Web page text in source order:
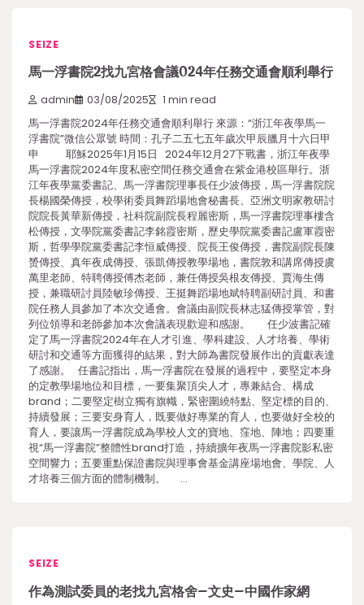
SEIZE
馬一浮書院2找九宮格會議024年任務交通會順利舉行
admin 03/08/2025 1 min read
馬一浮書院2024年任務交通會順利舉行 來源：“浙江年夜學馬一
浮書院”微信公眾號 時間：孔子二五七五年歲次甲辰臘月十六日甲
申 耶穌2025年1月15日 2024年12月27下戰書，浙江年夜學
馬一浮書院2024年度私密空間任務交通會在紫金港校區舉行。浙
江年夜學黨委書記、馬一浮書院理事長任少波傳授，馬一浮書院院
長楊國榮傳授，校學術委員舞蹈場地會秘書長、亞洲文明家教研討
院院長黃華新傳授，社科院副院長程麗密斯，馬一浮書院理事樓含
松傳授，文學院黨委書記李銘霞密斯，歷史學院黨委書記盧軍霞密
斯，哲學學院黨委書記李恒威傳授、院長王俊傳授，書院副院長陳
赟傳授、真年夜成傳授、張凱傳授教學場地，書院敦和講席傳授虞
萬里老師、特聘傳授傅杰老師，兼任傳授吳根友傳授、賈海生傳
授，兼職研討員陸敏珍傳授、王挺舞蹈場地斌特聘副研討員、和書
院任務人員參加了本次交通會。會議由副院長林志猛傳授掌管，對
列位領導和老師參加本次會議表現歡迎和感謝。 任少波書記確
定了馬一浮書院2024年在人才引進、學科建設、人才培養、學術
研討和交通等方面獲得的結果，對大師為書院發展作出的貢獻表達
了感謝。 任書記指出，馬一浮書院在發展的過程中，要堅定本身
的定教學場地位和目標，一要集聚頂尖人才，專兼結合、構成
brand；二要堅定樹立獨有旗幟，緊密圍繞特點、堅定標的目的、
持續發展；三要安身育人，既要做好專業的育人，也要做好全校的
育人，要讓馬一浮書院成為學校人文的寶地、窪地、陣地；四要重
視“馬一浮書院”整體性brand打造，持續擴年夜馬一浮書院影私密
空間響力；五要重點保證書院與理事會基金講座場地會、學院、人
才培養三個方面的體制機制。 …
SEIZE
作為測試委員的老找九宮格舍–文史–中國作家網